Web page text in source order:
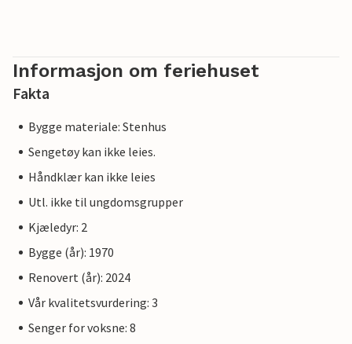
Informasjon om feriehuset
Fakta
Bygge materiale: Stenhus
Sengetøy kan ikke leies.
Håndklær kan ikke leies
Utl. ikke til ungdomsgrupper
Kjæledyr: 2
Bygge (år): 1970
Renovert (år): 2024
Vår kvalitetsvurdering: 3
Senger for voksne: 8